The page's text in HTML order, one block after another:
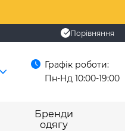
Порівняння
Графік роботи:
Пн-Нд 10:00-19:00
Бренди
одягу